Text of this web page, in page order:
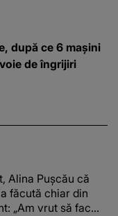
după ce 6 mașini
de îngrijiri
Alina Pușcău că
făcută chiar din
„Am vrut să fac